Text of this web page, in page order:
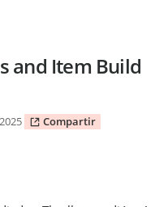
and Item Build
Compartir